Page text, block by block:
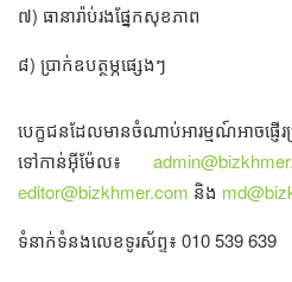
៧) ធានារ៉ាប់រងផ្នែកសុខភាព
៨) ប្រាក់ឧបត្ថម្ភ​ផ្សេងៗ
បេក្ខជនដែលមានចំណាប់អារម្មណ៍អាចផ្ញើ
ទៅ​កាន់អ៊ីម៉ែល៖
editor@bizkhmer.com និង
ទំនាក់ទំនងលេខទូរស័ព្ទ៖ 010 539 639